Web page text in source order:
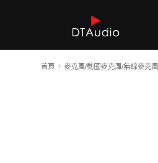
首頁 麥克風/動圈麥克風/無線麥克風